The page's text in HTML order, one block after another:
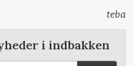
teba
i indbakken